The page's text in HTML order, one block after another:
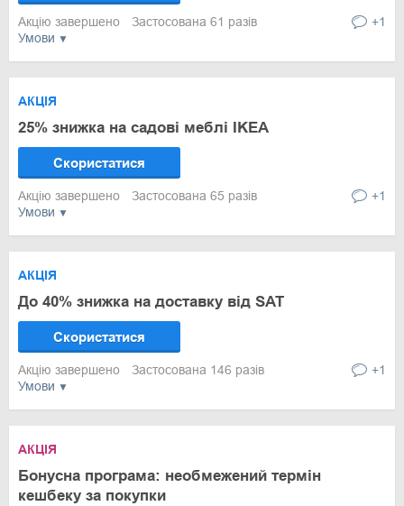
Умови
Акцію завершено Застосована 61 разів +1
Умови
АКЦІЯ
25% знижка на садові меблі IKEA
Скористатися
Акцію завершено Застосована 65 разів +1
Умови
АКЦІЯ
До 40% знижка на доставку від SAT
Скористатися
Акцію завершено Застосована 146 разів +1
АКЦІЯ
Бонусна програма: необмежений термін
кешбеку за покупки